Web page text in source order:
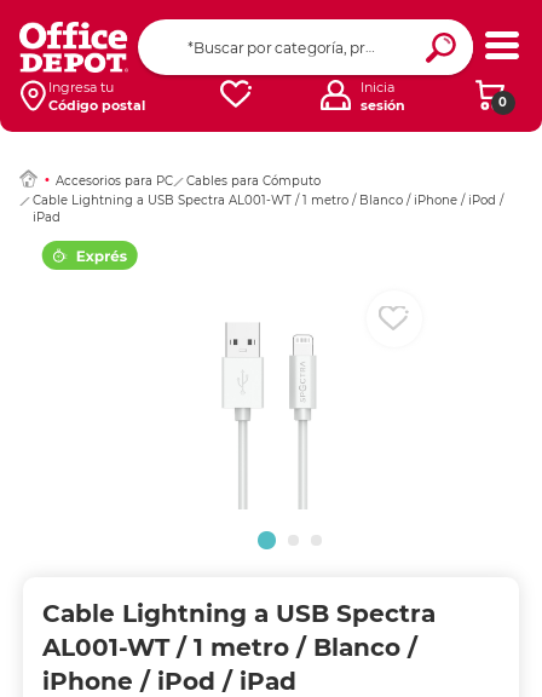
Ingresa tu
Código postal
0
Inicia
sesión
Accesorios para PC
Cables para Cómputo
Cable Lightning a USB Spectra AL001-WT / 1 metro / Blanco / iPhone / iPod /
iPad
Cable Lightning a USB Spectra
AL001-WT / 1 metro / Blanco /
iPhone / iPod / iPad
Ingresar Codigo